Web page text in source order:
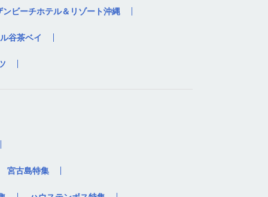
ンビーチホテル＆リゾート沖縄
谷茶ベイ
宮古島特集